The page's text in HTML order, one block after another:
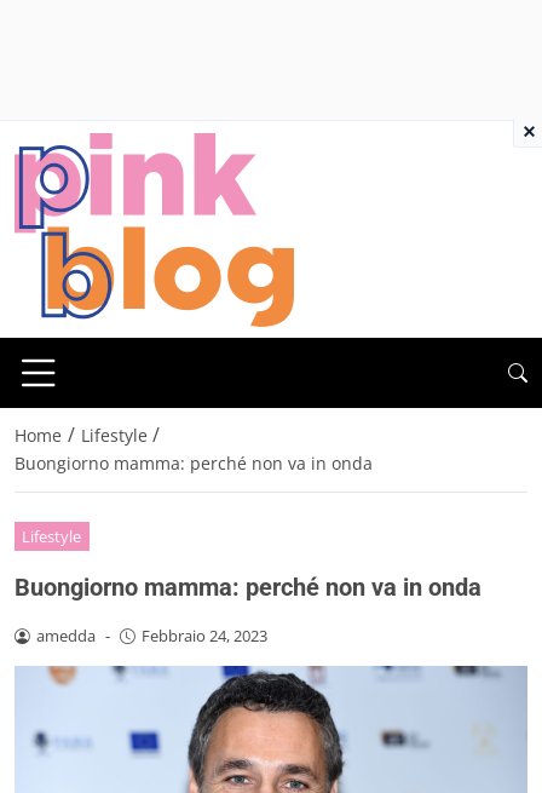
Home / Lifestyle /
Buongiorno mamma: perché non va in onda
Lifestyle
Buongiorno mamma: perché non va in onda
amedda - Febbraio 24, 2023
×